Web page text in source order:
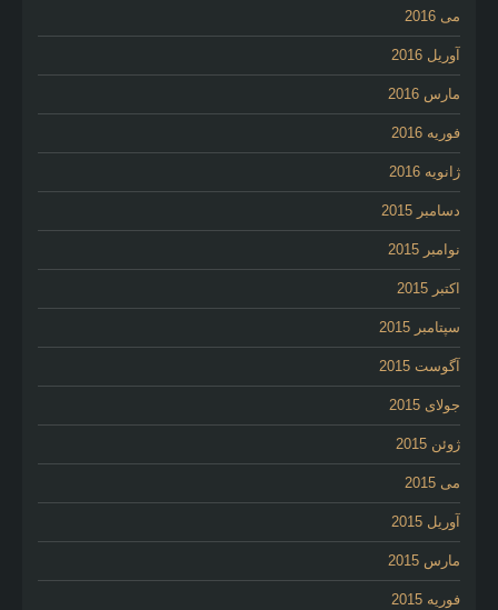
می 2016
آوریل 2016
مارس 2016
فوریه 2016
ژانویه 2016
دسامبر 2015
نوامبر 2015
اکتبر 2015
سپتامبر 2015
آگوست 2015
جولای 2015
ژوئن 2015
می 2015
آوریل 2015
مارس 2015
فوریه 2015